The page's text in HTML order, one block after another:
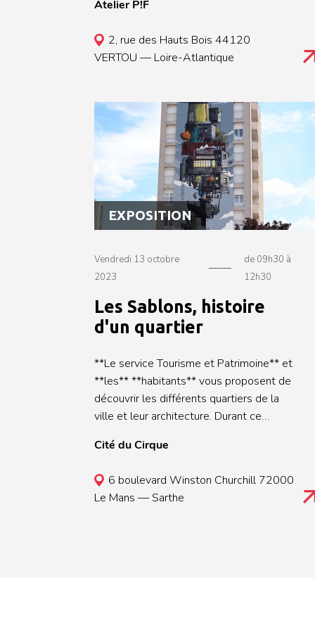
l'environnement. _Remarque : portez des
la terre._
Atelier P!F
2, rue des Hauts Bois 44120
VERTOU — Loire-Atlantique
EXPOSITION
Vendredi 13 octobre
2023
de 09h30 à
12h30
Les Sablons, histoire
d'un quartier
**Le service Tourisme et Patrimoine** et
**les** **habitants** vous proposent de
découvrir les différents quartiers de la
ville et leur architecture. Durant ce
à l’honneur, suite à la mission d’inventaire
depuis 2019 sur l’habitat en série au
Mans. Créé dans les années 1960 sur
Cité du Cirque
6 boulevard Winston Churchill 72000
Le Mans — Sarthe